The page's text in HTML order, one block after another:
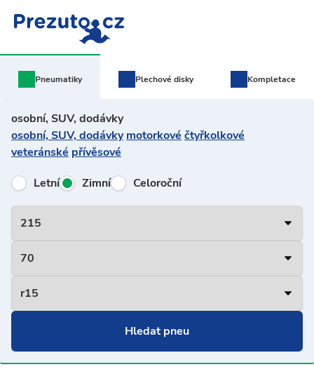
Pneumatiky Plechovédisky Kompletace
osobní, SUV, dodávky
osobní, SUV, dodávky motorkové čtyřkolkové
veteránské přívěsové
Letní
Zimní Celoroční